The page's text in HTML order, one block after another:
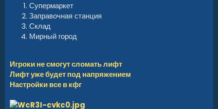
Супермаркет
Заправочная станция
Склад
Мирный город
Игроки не смогут сломать лифт
Лифт уже будет под напряжением
Настройки все в кфг